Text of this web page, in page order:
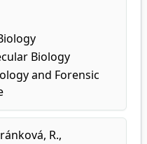
Biology
and Forensic
R.,